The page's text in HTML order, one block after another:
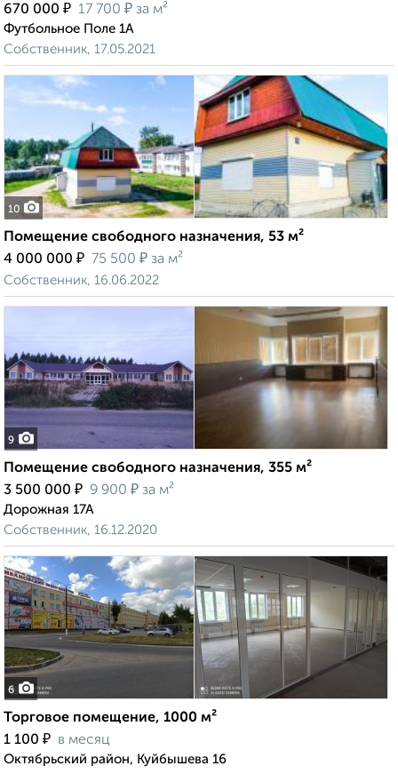
670 000 ₽ 17 700 ₽ за м²
Футбольное Поле 1А
Собственник, 17.05.2021
10
Помещение свободного назначения, 53 м²
4 000 000 ₽ 75 500 ₽ за м²
Собственник, 16.06.2022
9
Помещение свободного назначения, 355 м²
3 500 000 ₽ 9 900 ₽ за м²
Дорожная 17А
Собственник, 16.12.2020
6
Торговое помещение, 1000 м²
1 100 ₽ в месяц
Октябрьский район, Куйбышева 16